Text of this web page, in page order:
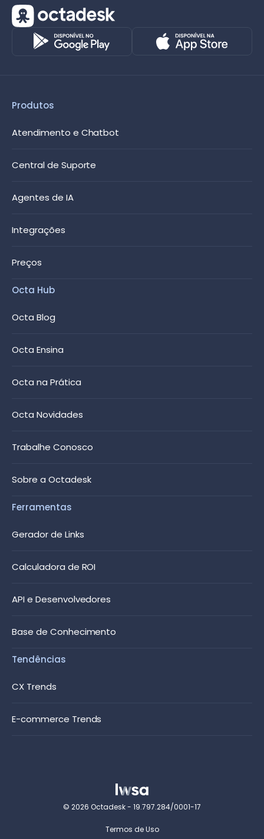
Produtos
Atendimento e Chatbot
Central de Suporte
Agentes de IA
Integrações
Preços
Octa Hub
Octa Blog
Octa Ensina
Octa na Prática
Octa Novidades
Trabalhe Conosco
Sobre a Octadesk
Ferramentas
Gerador de Links
Calculadora de ROI
API e Desenvolvedores
Base de Conhecimento
Tendências
CX Trends
E-commerce Trends
© 2026 Octadesk - 19.797.284/0001-17
Termos de Uso